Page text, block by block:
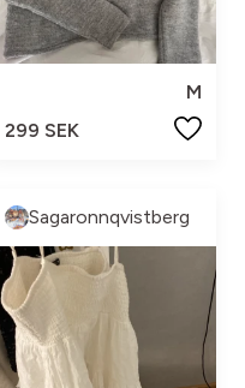
M
299 SEK
Sagaronnqvistberg